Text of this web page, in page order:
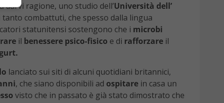
darvi ragione, uno studio dell’Università dell’
tanto combattuti, che spesso dalla lingua
statunitensi sostengono che i microbi
il benessere psico-fisico e di rafforzare il
lanciato sui siti di alcuni quotidiani britannici,
, che siano disponibili ad ospitare in casa un
visto che in passato è già stato dimostrato che